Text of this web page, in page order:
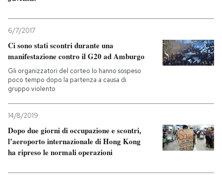
6/7/2017
Ci sono stati scontri durante una
manifestazione contro il G20 ad Amburgo
Gli organizzatori del corteo lo hanno sospeso
poco tempo dopo la partenza a causa di
gruppo violento
14/8/2019
Dopo due giorni di occupazione e scontri,
l’aeroporto internazionale di Hong Kong
ha ripreso le normali operazioni